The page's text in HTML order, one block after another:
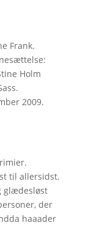
Frank.
Holm
2009.
til allersidst.
glædesløst
der
haaader